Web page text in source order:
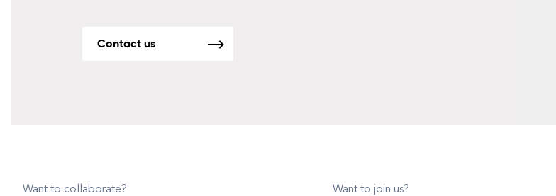
Contact us
Want to collaborate? Want to join us?